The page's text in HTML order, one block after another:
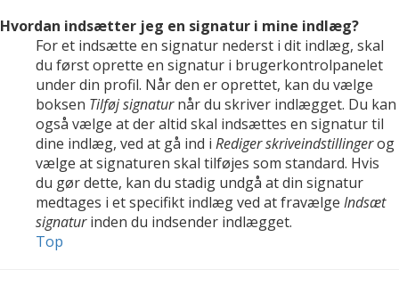
Hvordan indsætter jeg en signatur i mine indlæg?
For et indsætte en signatur nederst i dit indlæg, skal
du først oprette en signatur i brugerkontrolpanelet
under din profil. Når den er oprettet, kan du vælge
boksen Tilføj signaturnår du skriver indlægget. Du kan
også vælge at der altid skal indsættes en signatur til
dine indlæg, ved at gå ind i Rediger skriveindstillingerog
vælge at signaturen skal tilføjes som standard. Hvis
du gør dette, kan du stadig undgå at din signatur
medtages i et specifikt indlæg ved at fravælge Indsæt
signaturinden du indsender indlægget.
Top